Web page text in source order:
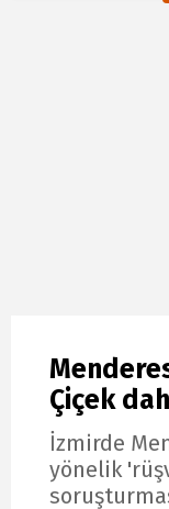
Çiçek
İzmirde
yönelik